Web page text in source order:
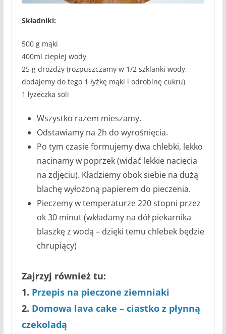
Składniki:
500 g mąki
400ml ciepłej wody
25 g drożdży (rozpuszczamy w 1/2 szklanki wody,
dodajemy do tego 1 łyżkę mąki i odrobinę cukru)
1 łyżeczka soli
Wszystko razem mieszamy.
Odstawiamy na 2h do wyrośnięcia.
Po tym czasie formujemy dwa chlebki, lekko
nacinamy w poprzek (widać lekkie nacięcia
na zdjęciu). Kładziemy obok siebie na dużą
blachę wyłożoną papierem do pieczenia.
Pieczemy w temperaturze 220 stopni przez
ok 30 minut (wkładamy na dół piekarnika
blaszkę z wodą – dzięki temu chlebek będzie
chrupiący)
Zajrzyj również tu:
1. Przepis na pieczone ziemniaki
2. Domowa lava cake – ciastko z płynną
czekoladą